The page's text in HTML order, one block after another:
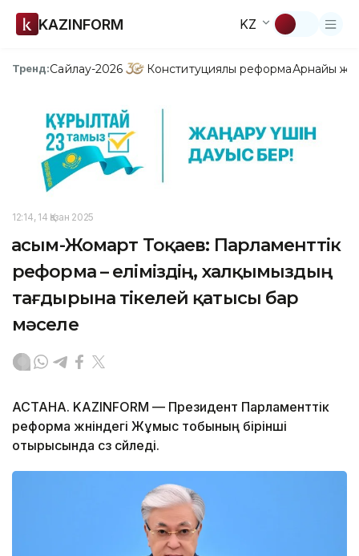
KAZINFORM KZ
Тренд:Сайлау-2026 Конституциялық реформаАрнайы
12:14, 14 Қазан 2025
Қасым-Жомарт Тоқаев: Парламенттік
реформа – еліміздің, халқымыздың
тағдырына тікелей қатысы бар
мәселе
АСТАНА. KAZINFORM — Президент Парламенттік
реформа жөніндегі Жұмыс тобының бірінші
отырысында сөз сөйледі.